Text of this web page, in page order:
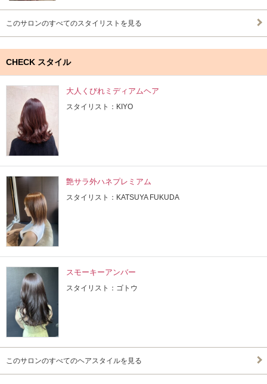
このサロンのすべてのスタイリストを見る
CHECK スタイル
大人くびれミディアムヘア
スタイリスト：KIYO
艶サラ外ハネプレミアム
スタイリスト：KATSUYA FUKUDA
スモーキーアンバー
スタイリスト：ゴトウ
このサロンのすべてのヘアスタイルを見る